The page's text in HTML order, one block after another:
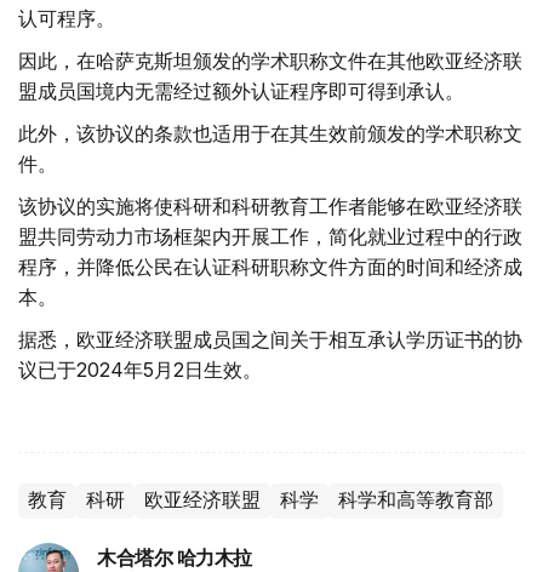
认可程序。
因此，在哈萨克斯坦颁发的学术职称文件在其他欧亚经济联
盟成员国境内无需经过额外认证程序即可得到承认。
此外，该协议的条款也适用于在其生效前颁发的学术职称文
件。
该协议的实施将使科研和科研教育工作者能够在欧亚经济联
盟共同劳动力市场框架内开展工作，简化就业过程中的行政
程序，并降低公民在认证科研职称文件方面的时间和经济成
本。
据悉，欧亚经济联盟成员国之间关于相互承认学历证书的协
议已于2024年5月2日生效。
教育 科研 欧亚经济联盟 科学 科学和高等教育部
木合塔尔 哈力木拉